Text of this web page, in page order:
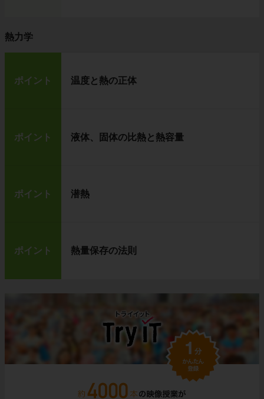
熱力学
ポイント 温度と熱の正体
ポイント 液体、固体の比熱と熱容量
ポイント 潜熱
ポイント 熱量保存の法則